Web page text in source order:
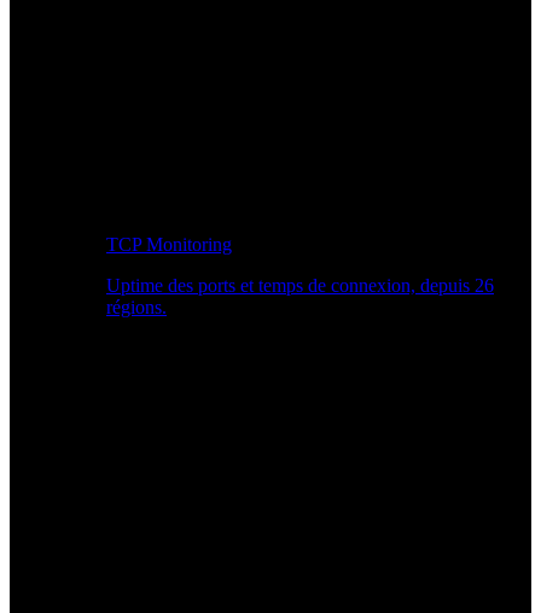
TCP Monitoring
Uptime des ports et temps de connexion, depuis 26
régions.